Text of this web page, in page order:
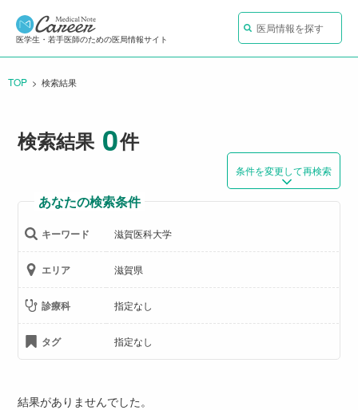
医学生・若手医師のための医局情報サイト
医局情報を探す
TOP CURRENT:
検索結果
検索結果 0件
条件を変更して再検索
あなたの検索条件
キーワード 滋賀医科大学
エリア 滋賀県
診療科 指定なし
タグ 指定なし
結果がありませんでした。